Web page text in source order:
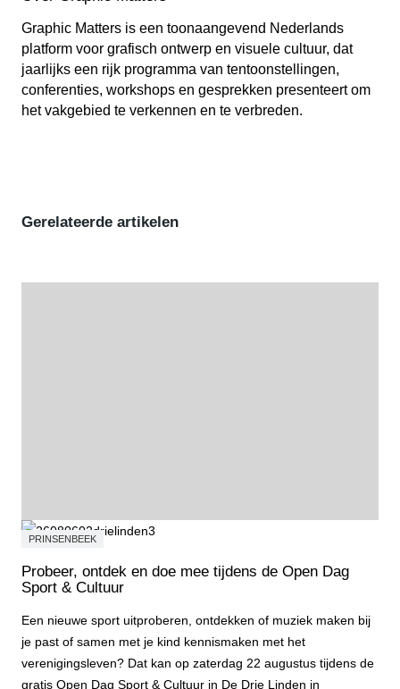
Graphic Matters is een toonaangevend Nederlands
platform voor grafisch ontwerp en visuele cultuur, dat
jaarlijks een rijk programma van tentoonstellingen,
conferenties, workshops en gesprekken presenteert om
het vakgebied te verkennen en te verbreden.
Gerelateerde artikelen
PRINSENBEEK
Probeer, ontdek en doe mee tijdens de Open Dag
Sport & Cultuur
Een nieuwe sport uitproberen, ontdekken of muziek maken bij
je past of samen met je kind kennismaken met het
verenigingsleven? Dat kan op zaterdag 22 augustus tijdens de
gratis Open Dag Sport & Cultuur in De Drie Linden in